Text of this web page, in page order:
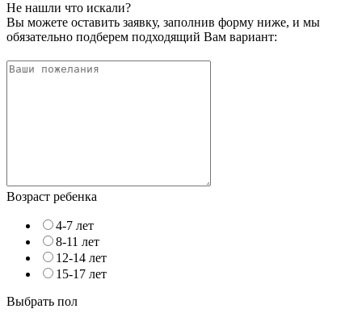
Не нашли что искали?
Вы можете оставить заявку, заполнив форму ниже, и мы
обязательно подберем подходящий Вам вариант:
Возраст ребенка
4-7 лет
8-11 лет
12-14 лет
15-17 лет
Выбрать пол